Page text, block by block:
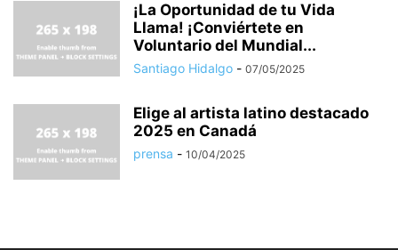
¡La Oportunidad de tu Vida
Llama! ¡Conviértete en
Voluntario del Mundial...
Santiago Hidalgo - 07/05/2025
Elige al artista latino destacado
2025 en Canadá
prensa - 10/04/2025